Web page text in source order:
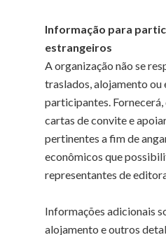
Informação para
estrangeiros
A organização não se
traslados, alojamento ou
participantes.
cartas de convite e
pertinentes a fim de
econômicos que
representantes de
Informações adicionais
alojamento e outros